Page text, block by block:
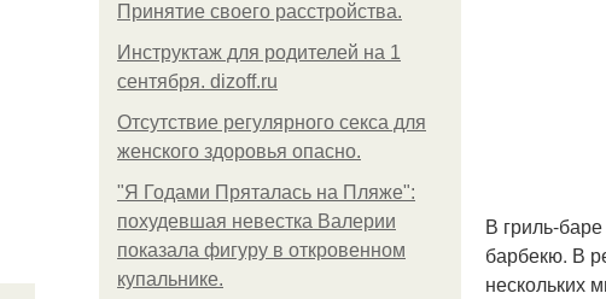
Принятие своего расстройства.
Инструктаж для родителей на 1
сентября. dizoff.ru
Отсутствие регулярного секса для
женского здоровья опасно.
"Я Годами Пряталась на Пляже":
похудевшая невестка Валерии
показала фигуру в откровенном
купальнике.
В гриль-
барбекю. В
нескольких